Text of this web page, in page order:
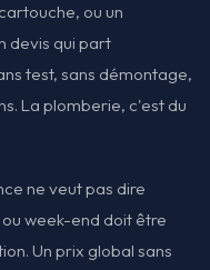
ou un
devis qui part
test, sans démontage,
La plomberie, c'est du
ne veut pas dire
week-end doit être
Un prix global sans